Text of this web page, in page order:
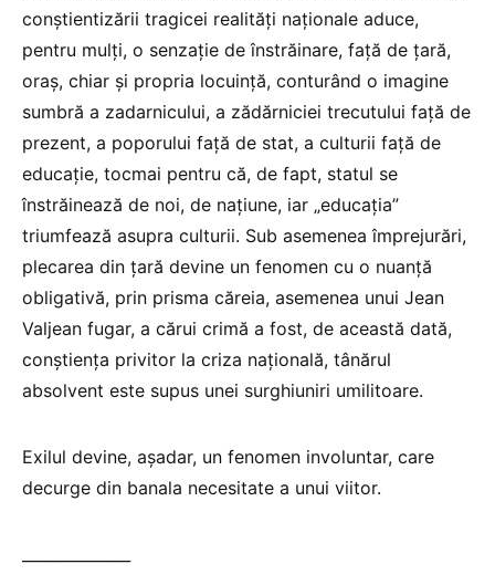
conștientizării tragicei realități naționale aduce,
pentru mulți, o senzație de înstrăinare, față de țară,
oraș, chiar și propria locuință, conturând o imagine
sumbră a zadarnicului, a zădărniciei trecutului față de
prezent, a poporului față de stat, a culturii față de
educație, tocmai pentru că, de fapt, statul se
înstrăinează de noi, de națiune, iar „educația”
triumfează asupra culturii. Sub asemenea împrejurări,
plecarea din țară devine un fenomen cu o nuanță
obligativă, prin prisma căreia, asemenea unui Jean
Valjean fugar, a cărui crimă a fost, de această dată,
conștiența privitor la criza națională, tânărul
absolvent este supus unei surghiuniri umilitoare.
Exilul devine, așadar, un fenomen involuntar, care
decurge din banala necesitate a unui viitor.